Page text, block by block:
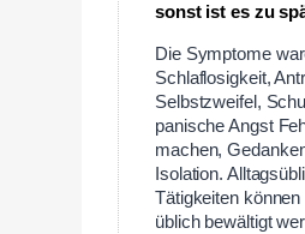
sonst ist es zu
Die Symptome
Schlaflosigkeit,
Selbstzweifel,
panische Angst
machen,
Isolation.
Tätigkeiten
üblich bewältigt